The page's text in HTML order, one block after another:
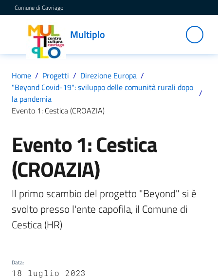
Vai al contenuto
Vai alla navigazione
Vai al footer
Comune di Cavriago
Multiplo
Multiplo
Centro
Cultura
Servizi
C
a
t
l
o
g
o
Eventi
Home / Progetti / Direzione Europa /
"Beyond Covid-19": sviluppo delle comunità rurali dopo
la pandemia
/
Evento 1: Cestica (CROAZIA)
Salta al contenuto
Evento 1: Cestica
(CROAZIA)
Il primo scambio del progetto "Beyond" si è
svolto presso l'ente capofila, il Comune di
Cestica (HR)
Data:
18 luglio 2023